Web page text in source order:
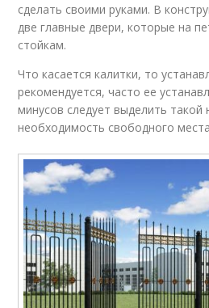
сделать своими руками. В
две главные двери, которые на
стойкам.
Что касается калитки, то
рекомендуется, часто ее
минусов следует выделить такой
необходимость свободного